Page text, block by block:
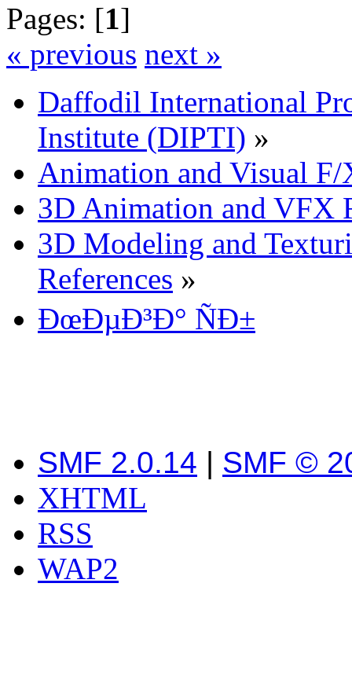
Pages: [1]
« previous next »
Daffodil International
Institute (DIPTI) »
Animation and Visual F/
3D Animation and VFX
3D Modeling and
References »
ÐœÐµÐ³Ð° ÑÐ±
SMF 2.0.14 | SMF ©
XHTML
RSS
WAP2